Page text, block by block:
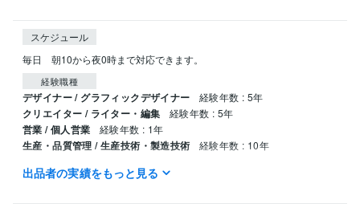
スケジュール
毎日　朝10から夜0時まで対応できます。
経験職種
デザイナー / グラフィックデザイナー 経験年数 : 5年
クリエイター / ライター・編集 経験年数 : 5年
営業 / 個人営業 経験年数 : 1年
生産・品質管理 / 生産技術・製造技術 経験年数 : 10年
職歴
出品者の実績をもっと見る